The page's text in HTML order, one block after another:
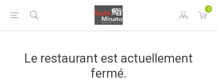
0
Le restaurant est actuellement
fermé.